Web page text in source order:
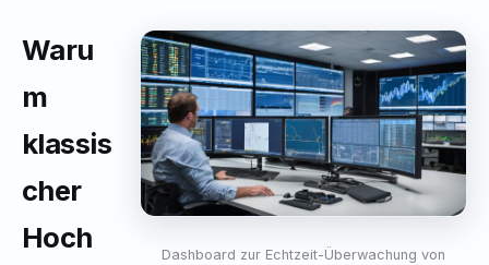
Dashboard zur Echtzeit-Überwachung von
Waru
m
klassis
cher
Hoch